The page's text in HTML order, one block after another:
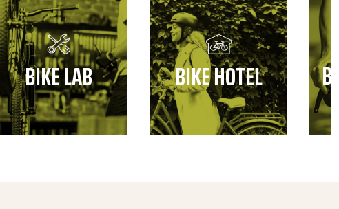
BIKE LAB BIKE HOTEL